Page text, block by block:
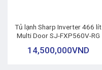
Tủ lạnh Sharp Inverter 466 lít
Multi Door SJ-FXP560V-RG
14,500,000VND